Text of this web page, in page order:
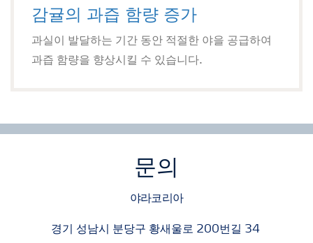
감귤의 과즙 함량 증가
과실이 발달하는 기간 동안 적절한 야을 공급하여
과즙 함량을 향상시킬 수 있습니다.
문의
야라코리아
경기 성남시 분당구 황새울로 200번길 34